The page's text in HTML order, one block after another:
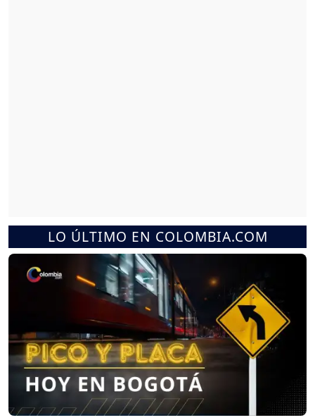
LO ÚLTIMO EN COLOMBIA.COM